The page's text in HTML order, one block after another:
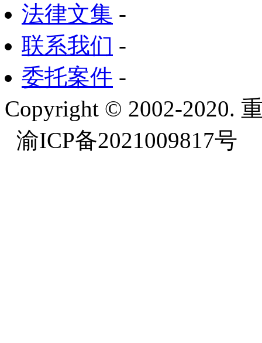
法律文集 -
联系我们 -
委托案件 -
Copyright © 2002-2020.
渝ICP备2021009817号